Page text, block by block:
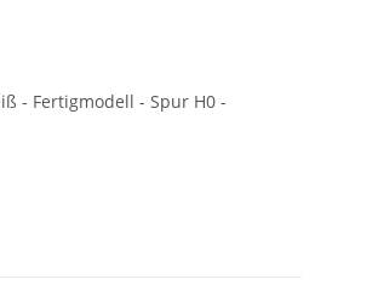
- Fertigmodell - Spur H0 -